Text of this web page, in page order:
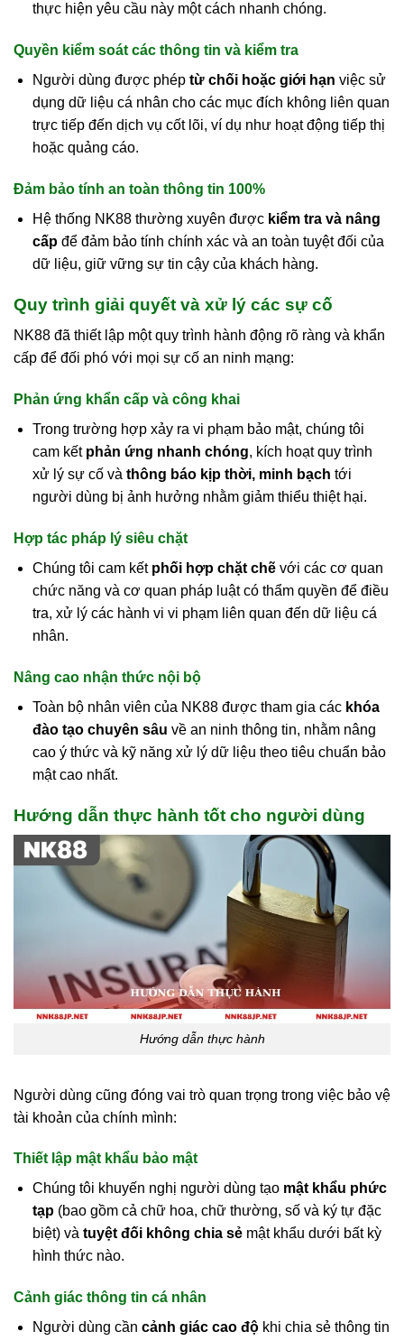
thực hiện yêu cầu này một cách nhanh chóng.
Quyền kiểm soát các thông tin và kiểm tra
Người dùng được phép từ chối hoặc giới hạn việc sử
dụng dữ liệu cá nhân cho các mục đích không liên quan
trực tiếp đến dịch vụ cốt lõi, ví dụ như hoạt động tiếp thị
hoặc quảng cáo.
Đảm bảo tính an toàn thông tin 100%
Hệ thống NK88 thường xuyên được kiểm tra và nâng
cấpđể đảm bảo tính chính xác và an toàn tuyệt đối của
dữ liệu, giữ vững sự tin cậy của khách hàng.
Quy trình giải quyết và xử lý các sự cố
NK88 đã thiết lập một quy trình hành động rõ ràng và khẩn
cấp để đối phó với mọi sự cố an ninh mạng:
Phản ứng khẩn cấp và công khai
Trong trường hợp xảy ra vi phạm bảo mật, chúng tôi
cam kết phản ứng nhanh chóng, kích hoạt quy trình
xử lý sự cố và thông báo kịp thời, minh bạch tới
người dùng bị ảnh hưởng nhằm giảm thiểu thiệt hại.
Hợp tác pháp lý siêu chặt
Chúng tôi cam kết phối hợp chặt chẽvới các cơ quan
chức năng và cơ quan pháp luật có thẩm quyền để điều
tra, xử lý các hành vi vi phạm liên quan đến dữ liệu cá
nhân.
Nâng cao nhận thức nội bộ
Toàn bộ nhân viên của NK88 được tham gia các khóa
đào tạo chuyên sâu về an ninh thông tin, nhằm nâng
cao ý thức và kỹ năng xử lý dữ liệu theo tiêu chuẩn bảo
mật cao nhất.
Hướng dẫn thực hành tốt cho người dùng
Hướng dẫn thực hành
Người dùng cũng đóng vai trò quan trọng trong việc bảo vệ
tài khoản của chính mình:
Thiết lập mật khẩu bảo mật
Chúng tôi khuyến nghị người dùng tạo mật khẩu phức
tạp(bao gồm cả chữ hoa, chữ thường, số và ký tự đặc
biệt) và tuyệt đối không chia sẻmật khẩu dưới bất kỳ
hình thức nào.
Cảnh giác thông tin cá nhân
Người dùng cần cảnh giác cao độkhi chia sẻ thông tin